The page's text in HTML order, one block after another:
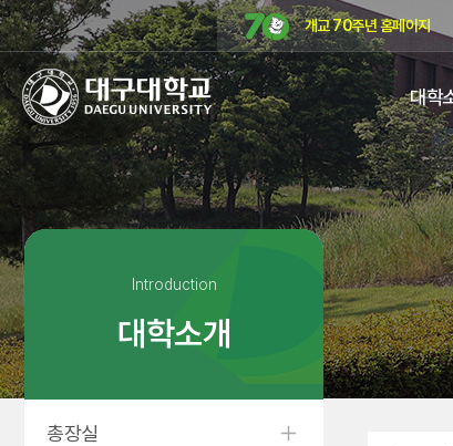
개교 70주년 홈페이지
대구대학교
DAEGU
UNIVERSITY
대학
Introduction
대학소개
총장실